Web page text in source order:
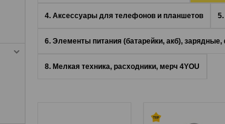
4. Аксессуары для телефонов и планшетов
6. Элементы питания (батарейки, акб),
8. Мелкая техника, расходники, мерч 4YOU